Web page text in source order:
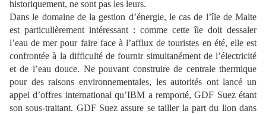
historiquement, ne sont pas les leurs.
Dans le domaine de la gestion d’énergie, le cas de l’île de Malte
est particulièrement intéressant : comme cette île doit dessaler
l’eau de mer pour faire face à l’afflux de touristes en été, elle est
confrontée à la difficulté de fournir simultanément de l’électricité
et de l’eau douce. Ne pouvant construire de centrale thermique
pour des raisons environnementales, les autorités ont lancé un
appel d’offres international qu’IBM a remporté, GDF Suez étant
son sous-traitant. GDF Suez assure se tailler la part du lion dans